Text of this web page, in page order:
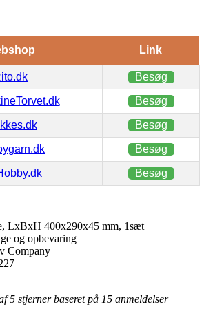
Link
Besøg
Besøg
Besøg
Besøg
Besøg
LxBxH 400x290x45 mm, 1sæt
og opbevaring
Company
5 stjerner baseret på 15 anmeldelser